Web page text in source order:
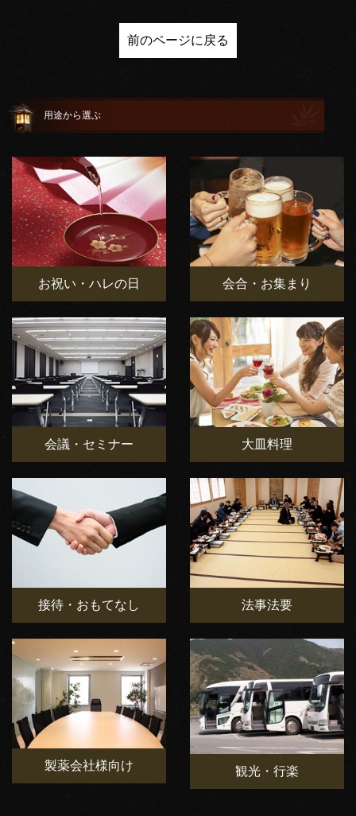
前のページに戻る
用途から選ぶ
お祝い・ハレの日 会合・お集まり
会議・セミナー 大皿料理
接待・おもてなし 法事法要
製薬会社様向け 観光・行楽